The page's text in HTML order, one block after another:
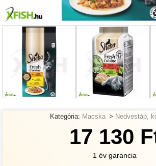
Kategória: Macska > Nedvestáp,
17 130
1 év garancia